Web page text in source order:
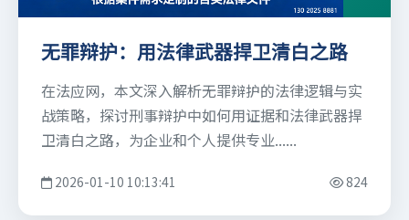
无罪辩护：用法律武器捍卫清白之路
在法应网，本文深入解析无罪辩护的法律逻辑与实
战策略，探讨刑事辩护中如何用证据和法律武器捍
卫清白之路，为企业和个人提供专业......
2026-01-10 10:13:41 824